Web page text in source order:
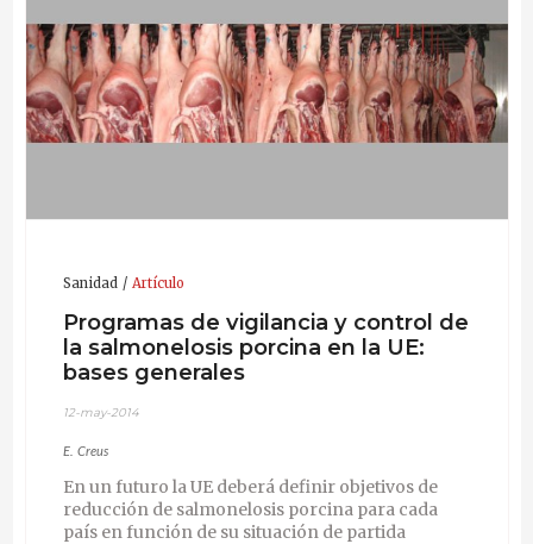
organizacionespor la Universitat de Lleida y está
especializándose enneuromanagement.
Sanidad Artículo
Programas de vigilancia y control de
la salmonelosis porcina en la UE:
bases generales
12-may-2014
E. Creus
En un futuro la UE deberá definir objetivos de
reducción de salmonelosis porcina para cada
país en función de su situación de partida